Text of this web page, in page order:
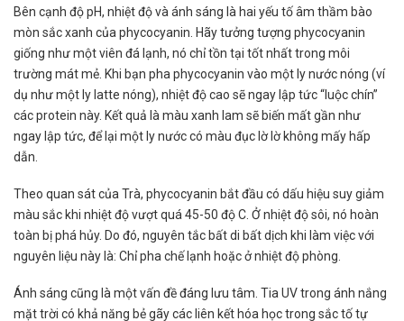
Bên cạnh độ pH, nhiệt độ và ánh sáng là hai yếu tố âm thầm bào
mòn sắc xanh của phycocyanin. Hãy tưởng tượng phycocyanin
giống như một viên đá lạnh, nó chỉ tồn tại tốt nhất trong môi
trường mát mẻ. Khi bạn pha phycocyanin vào một ly nước nóng (ví
dụ như một ly latte nóng), nhiệt độ cao sẽ ngay lập tức “luộc chín”
các protein này. Kết quả là màu xanh lam sẽ biến mất gần như
ngay lập tức, để lại một ly nước có màu đục lờ lờ không mấy hấp
dẫn.
Theo quan sát của Trà, phycocyanin bắt đầu có dấu hiệu suy giảm
màu sắc khi nhiệt độ vượt quá 45-50 độ C. Ở nhiệt độ sôi, nó hoàn
toàn bị phá hủy. Do đó, nguyên tắc bất di bất dịch khi làm việc với
nguyên liệu này là: Chỉ pha chế lạnh hoặc ở nhiệt độ phòng.
Ánh sáng cũng là một vấn đề đáng lưu tâm. Tia UV trong ánh nắng
mặt trời có khả năng bẻ gãy các liên kết hóa học trong sắc tố tự